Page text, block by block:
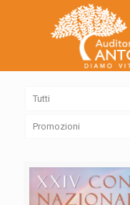
Tutti
Promozioni